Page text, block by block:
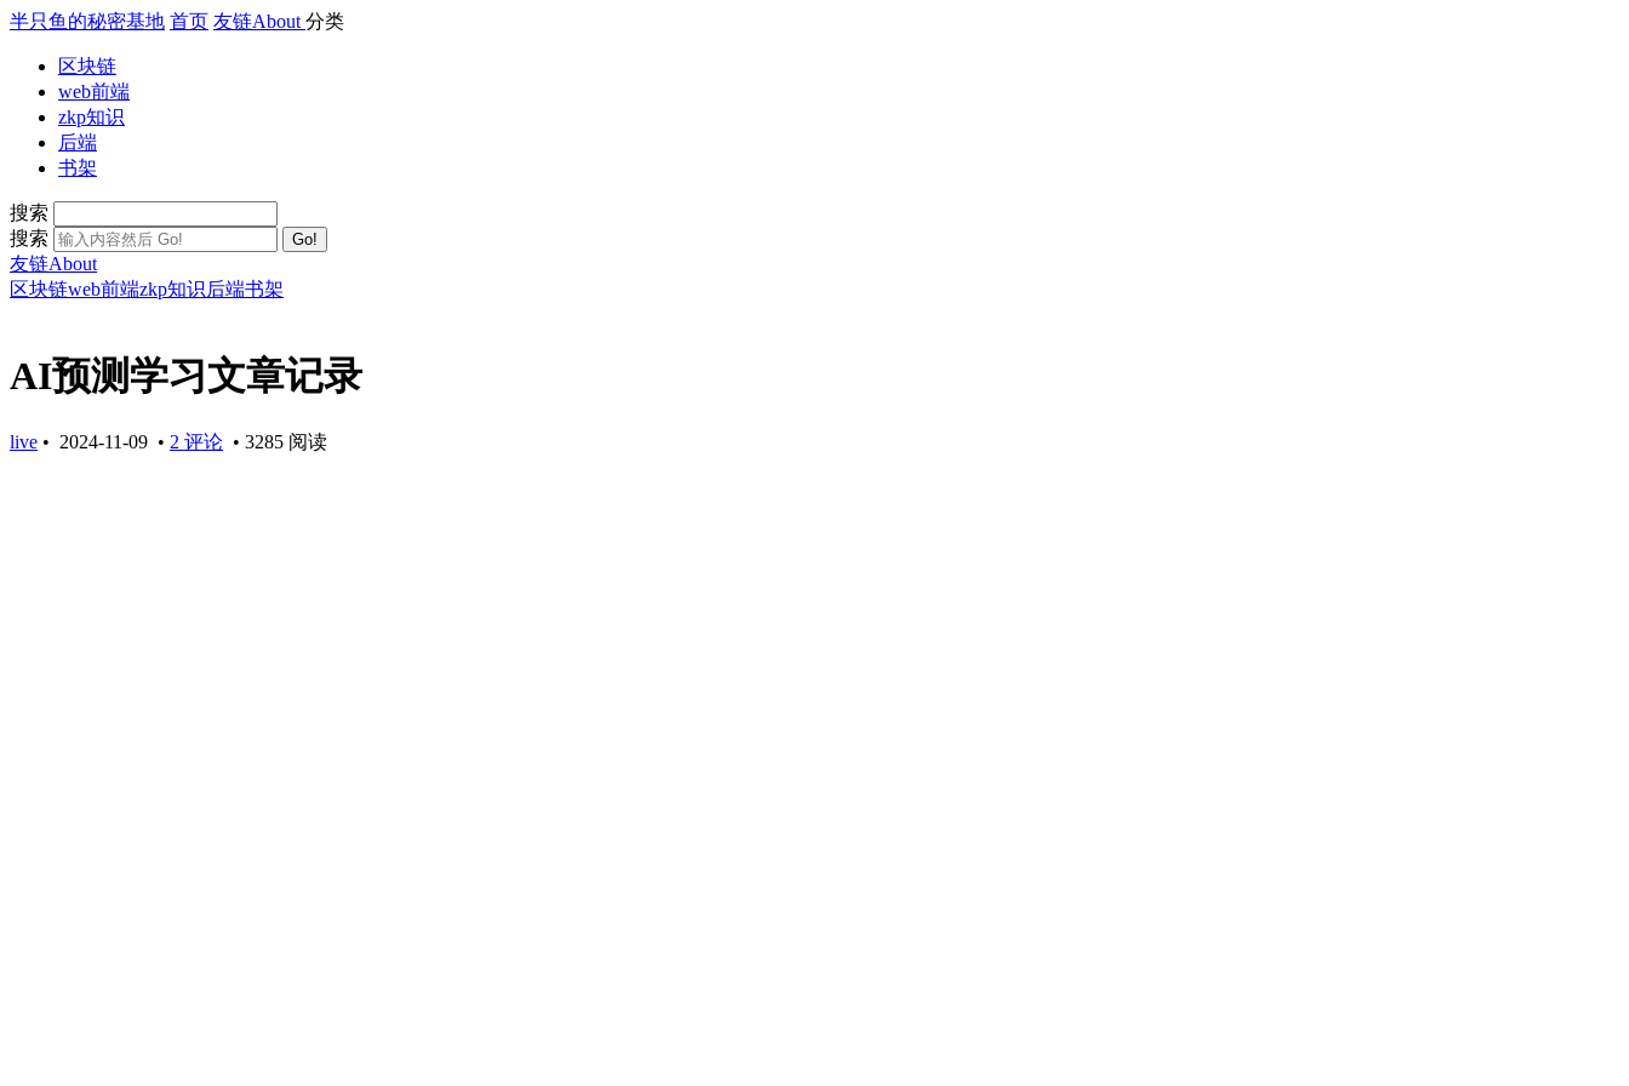
半只鱼的秘密基地 首页 友链About 分类
区块链
web前端
zkp知识
后端
书架
搜索
搜索
Go!
友链About
区块链web前端zkp知识后端书架
AI预测学习文章记录
live • 2024-11-09 • 2 评论 • 3285 阅读